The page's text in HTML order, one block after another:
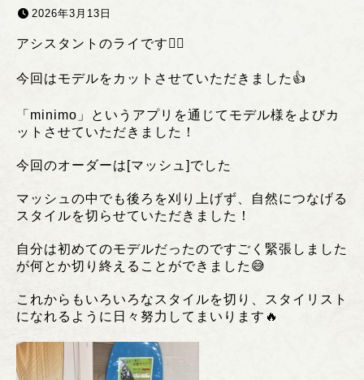
2026年3月13日
アシスタントのライです❤️‍🔥
今回はモデルをカットさせていただきました👍
「minimo」というアプリを通じてモデル様をよびカ
ットさせていただきました！
今回のオーダーは[マッシュ]でした
マッシュの中でも後ろを刈り上げず、自然につなげる
スタイルを切らせていただきました！
自分は初めてのモデルだったのですごく緊張しました
が何とか切り終えることができました😅
これからもいろいろなスタイルを切り、スタイリスト
になれるように日々努力してまいります🔥